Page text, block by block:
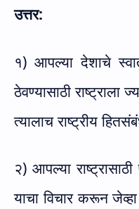
उत्तर:
१) आपल्या देशाचे
ठेवण्यासाठी राष्ट्राला
त्यालाच राष्ट्रीय
२) आपल्या
याचा विचार करून